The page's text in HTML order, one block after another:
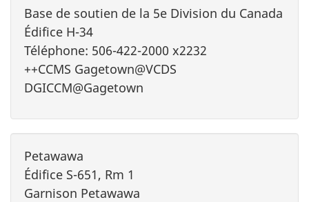
Base de soutien de la 5e Division du Canada
Édifice H-34
Téléphone: 506-422-2000 x2232
++CCMS Gagetown@VCDS
DGICCM@Gagetown
Petawawa
Édifice S-651, Rm 1
Garnison Petawawa